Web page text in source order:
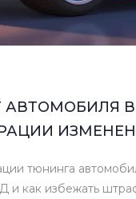
В
тюнинга
как избежать